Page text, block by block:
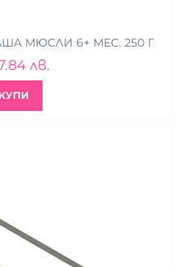
МЮСЛИ 6+ МЕС. 250 Г
лв.
КУПИ